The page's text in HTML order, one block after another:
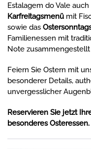
Estalagem do Vale
Karfreitagsmenü mit
sowie das
Familienessen mit
Note
Feiern Sie Ostern mit
besonderer Details,
unvergesslicher
Reservieren Sie jetzt
besonderes Osteressen.